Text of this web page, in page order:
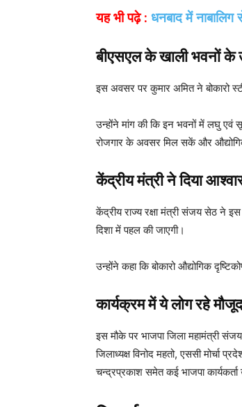
यह भी पढ़े : धनबाद में नाबालिग
बीएसएल के खाली भवनों के
इस अवसर पर कुमार अमित ने बोकारो
उन्होंने मांग की कि इन भवनों में लघु एवं
रोजगार के अवसर मिल सकें और औद्योगिक
केंद्रीय मंत्री ने दिया
केंद्रीय राज्य रक्षा मंत्री संजय सेठ ने
दिशा में पहल की जाएगी।
उन्होंने कहा कि बोकारो औद्योगिक
कार्यक्रम में ये लोग रहे मौजूद
इस मौके पर भाजपा जिला महामंत्री संजय
जिलाध्यक्ष विनोद महतो, एससी मोर्चा
चन्द्रप्रकाश समेत कई भाजपा